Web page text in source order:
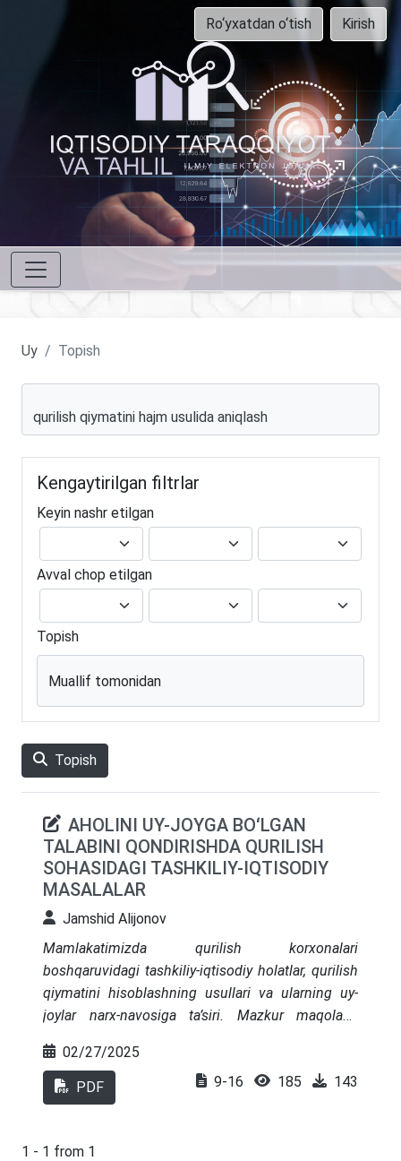
Ro‘yxatdan o‘tish Kirish
Uy Topish
Kengaytirilgan filtrlar
Keyin nashr etilgan
Avval chop etilgan
Topish
Muallif tomonidan
Topish
AHOLINI UY-JOYGA BOʻLGAN
TALABINI QONDIRISHDA QURILISH
SOHASIDAGI TASHKILIY-IQTISODIY
MASALALAR
Jamshid Alijonov
Mamlakatimizda qurilish korxonalari
boshqaruvidagi tashkiliy-iqtisodiy holatlar, qurilish
qiymatini hisoblashning usullari va ularning uy-
joylar narx-navosiga ta’siri. Mazkur maqolada
joyga boʻlgan talabni qondirishning imkoniyatlarini
kengaytirish toʻgʻrisida fikr yuritilgan.
02/27/2025
PDF 9-16 185 143
1 - 1 from 1